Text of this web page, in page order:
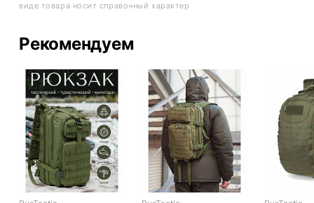
виде товара носит справочный характер
Рекомендуем